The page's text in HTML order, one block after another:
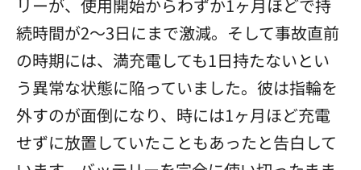
リーが、使用開始からわずか1ヶ月ほどで持
続時間が2～3日にまで激減。そして事故直前
の時期には、満充電しても1日持たないとい
う異常な状態に陥っていました。彼は指輪を
外すのが面倒になり、時には1ヶ月ほど充電
せずに放置していたこともあったと告白して